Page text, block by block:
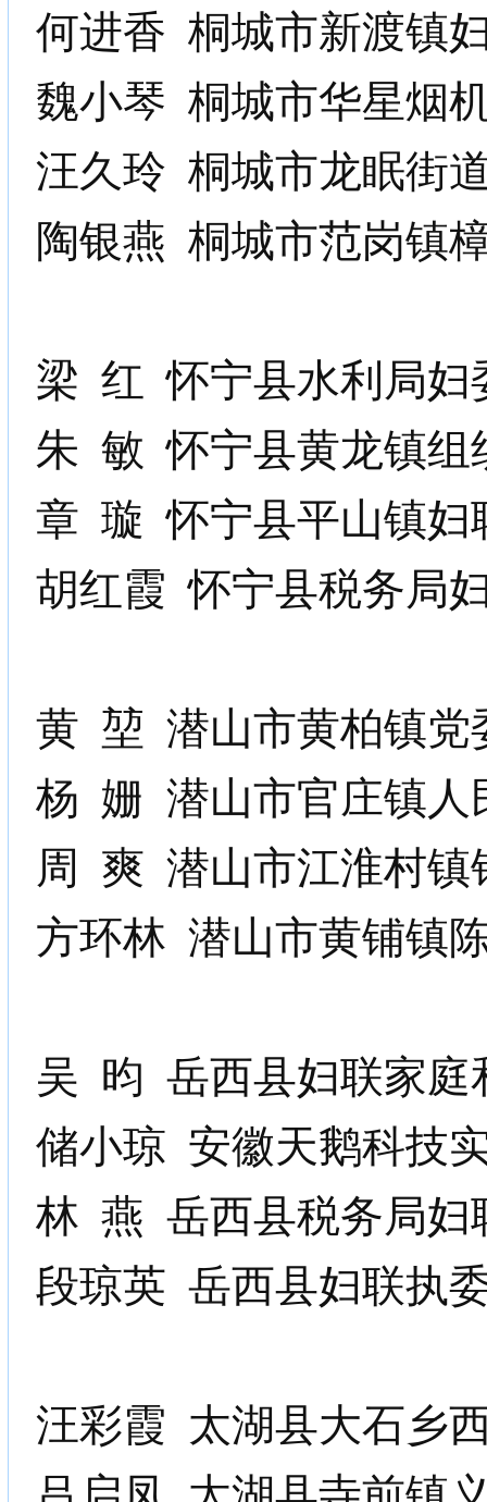
何进香 桐城市新渡镇
魏小琴 桐城市华星烟
汪久玲 桐城市龙眠街
陶银燕 桐城市范岗镇
梁 红 怀宁县水利局
朱 敏 怀宁县黄龙镇
章 璇 怀宁县平山镇妇
胡红霞 怀宁县税务局
黄 堃 潜山市黄柏镇党
杨 姗 潜山市官庄镇
周 爽 潜山市江淮村
方环林 潜山市黄铺镇
吴 昀 岳西县妇联家
储小琼 安徽天鹅科技
林 燕 岳西县税务局
段琼英 岳西县妇联执
汪彩霞 太湖县大石乡